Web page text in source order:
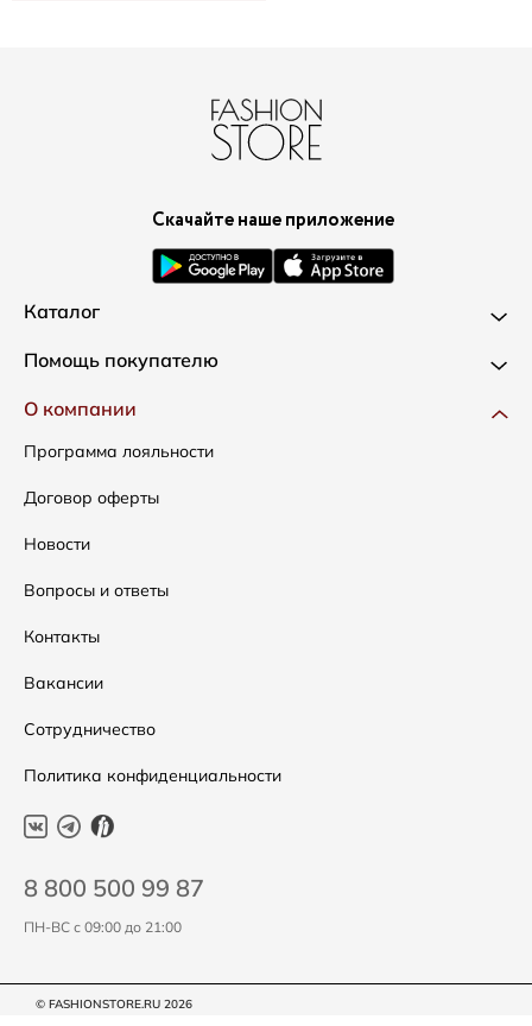
Скачайте наше приложение
Каталог
Новинки
Одежда
Сумки
Аксессуары
Распродажа
Подарочные сертификаты
Помощь покупателю
Доставка и оплата
Как оформить заказ
Условия возвратов
Таблица размеров
Уход за одеждой
О компании
Программа лояльности
Договор оферты
Новости
Вопросы и ответы
Контакты
Вакансии
Сотрудничество
Политика конфиденциальности
8 800 500 99 87
ПН-ВС с 09:00 до 21:00
© FASHIONSTORE.RU 2026